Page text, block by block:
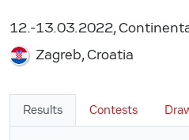
12.-13.03.2022,
Zagreb, Croatia
Results Contests